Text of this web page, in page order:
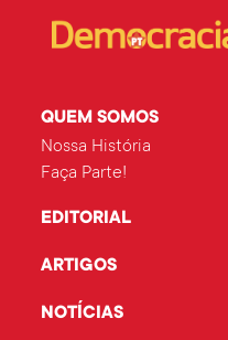
QUEM SOMOS
Nossa História
Faça Parte!
EDITORIAL
ARTIGOS
NOTÍCIAS